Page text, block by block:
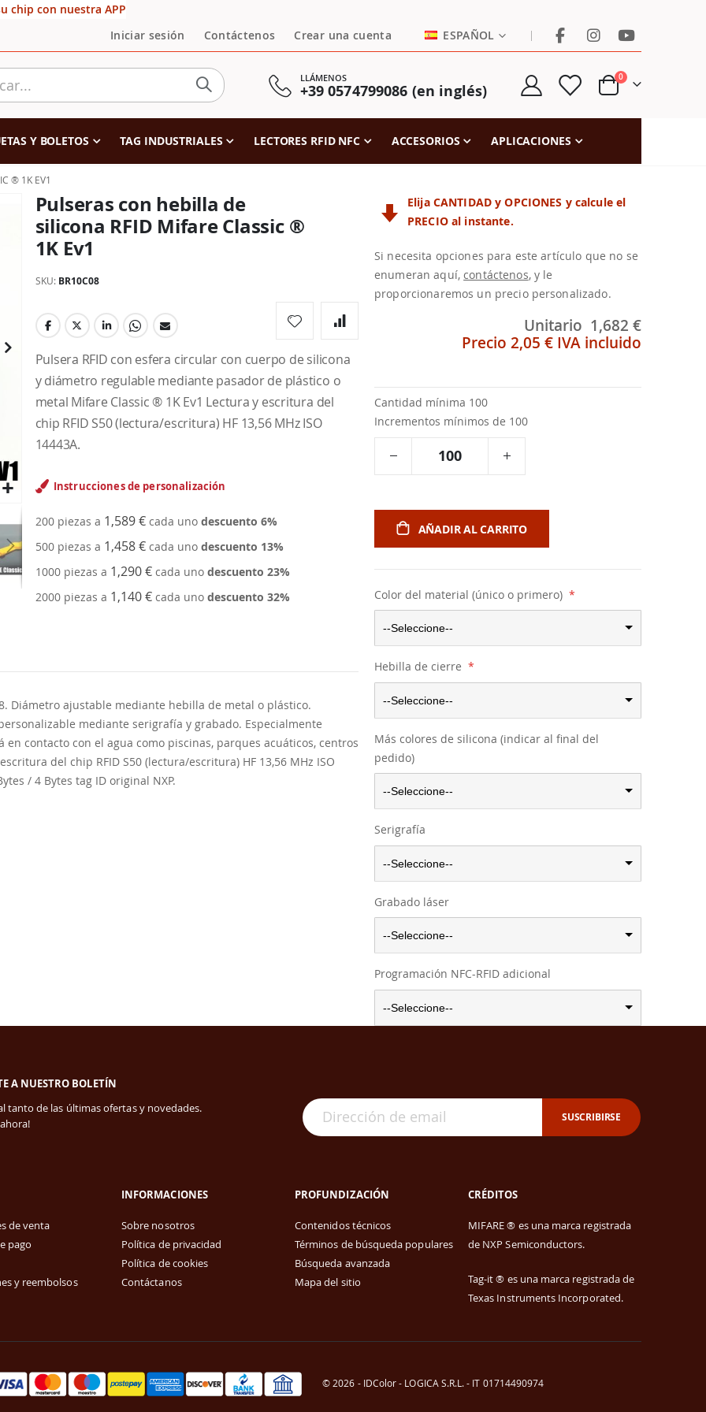
chip con nuestra APP
Iniciar sesión
Contáctenos Crear una cuenta LENGUAJE
ESPAÑOL |
LLÁMENOS
+39 0574799086 (en inglés) Cart
0artículos
Y BOLETOS TAG INDUSTRIALES LECTORES RFID NFC ACCESORIOS APLICACIONES
® 1K EV1
Pulseras con hebilla de
silicona RFID Mifare Classic ®
1K Ev1
SKU BR10C08
Pulsera RFID con esfera circular con cuerpo de silicona
y diámetro regulable mediante pasador de plástico o
metal Mifare Classic ® 1K Ev1 Lectura y escritura del
chip RFID S50 (lectura/escritura) HF 13,56 MHz ISO
14443A.
Instrucciones de personalización
200 piezas a 1,589 € cada unodescuento 6%
500 piezas a 1,458 € cada unodescuento 13%
1000 piezas a 1,290 € cada unodescuento 23%
2000 piezas a 1,140 € cada unodescuento 32%
Diámetro ajustable mediante hebilla de metal o plástico.
mediante serigrafía y grabado. Especialmente
contacto con el agua como piscinas, parques acuáticos, centros
del chip RFID S50 (lectura/escritura) HF 13,56 MHz ISO
/ 4 Bytes tag ID original NXP.
Elija CANTIDAD y OPCIONES y calcule el
PRECIO al instante.
Si necesita opciones para este artículo que no se
enumeran aquí,contáctenos, y le
proporcionaremos un precio personalizado.
Unitario 1,682 €
Precio 2,05 € IVA incluido
Cantidad mínima 100
Incrementos mínimos de 100
AÑADIR AL CARRITO
Color del material (único o primero)
--Seleccione--
Hebilla de cierre
--Seleccione--
Más colores de silicona (indicar al final del
pedido)
--Seleccione--
Serigrafía
--Seleccione--
Grabado láser
--Seleccione--
Programación NFC-RFID adicional
--Seleccione--
A NUESTRO BOLETÍN
tanto de las últimas ofertas y novedades.
SUSCRIBIRSE
de venta
pago
y reembolsos
INFORMACIONES
Sobre nosotros
Política de privacidad
Política de cookies
Contáctanos
PROFUNDIZACIÓN
Contenidos técnicos
Términos de búsqueda populares
Búsqueda avanzada
Mapa del sitio
CRÉDITOS
MIFARE ® es una marca registrada
de NXP Semiconductors.
Tag-it ® es una marca registrada de
Texas Instruments Incorporated.
© 2026 - IDColor - LOGICA S.R.L. - IT 01714490974